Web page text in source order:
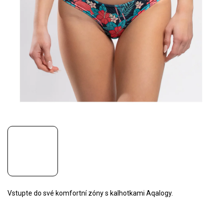
Vstupte do své komfortní zóny s kalhotkami Aqalogy.